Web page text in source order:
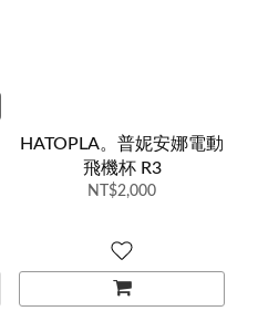
HATOPLA。普妮安娜電動
飛機杯 R3
NT$2,000